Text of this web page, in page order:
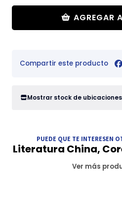
AGREGAR
Compartir este producto
Mostrar stock de ubicaciones
PUEDE QUE TE INTERESEN
Literatura China,
Ver más